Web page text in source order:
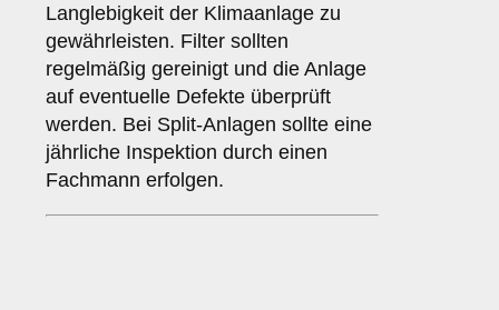
Langlebigkeit der Klimaanlage zu
gewährleisten. Filter sollten
regelmäßig gereinigt und die Anlage
auf eventuelle Defekte überprüft
werden. Bei Split-Anlagen sollte eine
jährliche Inspektion durch einen
Fachmann erfolgen.